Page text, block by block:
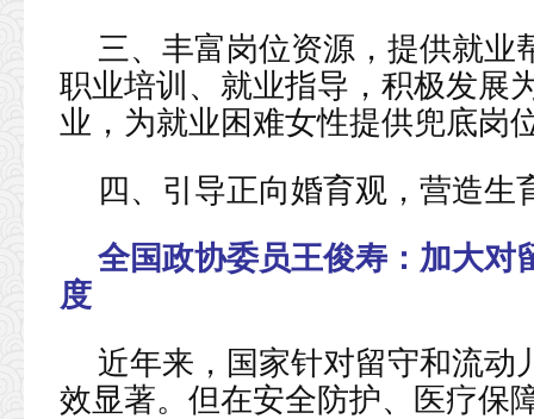
三、丰富岗位资源，提供就业
职业培训、就业指导，积极发展
业，为就业困难女性提供兜底岗
四、引导正向婚育观，营造生
全国政协委员王俊寿： 加大对
度
近年来，国家针对留守和流动
效显著。但在安全防护、医疗